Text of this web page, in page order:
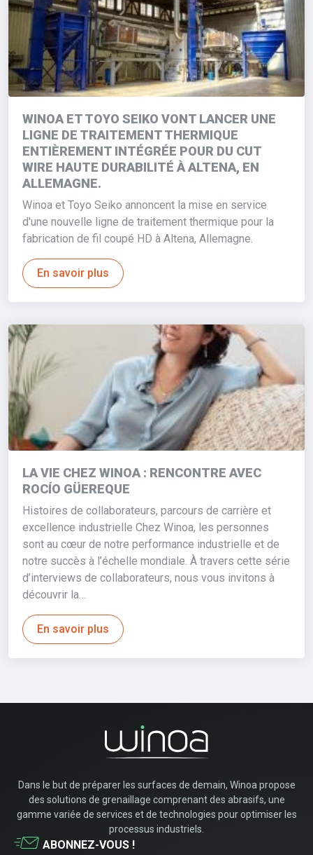
WINOA ET TOYO SEIKO VONT LANCER UNE
LIGNE DE TRAITEMENT THERMIQUE
ENTIÈREMENT INTÉGRÉE POUR DU CUT
WIRE HAUTE DURABILITÉ À ALTENA, EN
ALLEMAGNE.
Winoa et Toyo Seiko annoncent la mise en service
d'une nouvelle ligne de traitement thermique pour la
fabrication de fil coupé HD à Altena, Allemagne.
En savoir plus
LA VIE CHEZ WINOA : RENCONTRE AVEC
ROCÍO GÜEREQUE
Histoires de collaborateurs, parcours de carrière et
excellence industrielle Chez Winoa, les personnes
sont au cœur de notre performance industrielle et de
notre succès à l’échelle mondiale. À travers cette série
d’interviews de collaborateurs, nous vous invitons à
découvrir la…
En savoir plus
Dans le but de préparer les surfaces de demain, Winoa propose
des solutions de grenaillage comprenant des abrasifs, une
gamme variée de services et de technologies pour optimiser les
processus industriels.
ABONNEZ-VOUS !